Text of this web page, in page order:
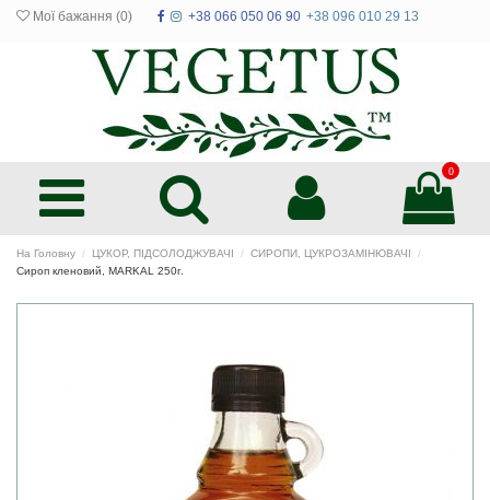
Мої бажання (0) +38 066 050 06 90 +38 096 010 29 13
0
На Головну ЦУКОР, ПІДСОЛОДЖУВАЧІ
СИРОПИ, ЦУКРОЗАМІНЮВАЧІ
Сироп кленовий, MARKAL 250г.